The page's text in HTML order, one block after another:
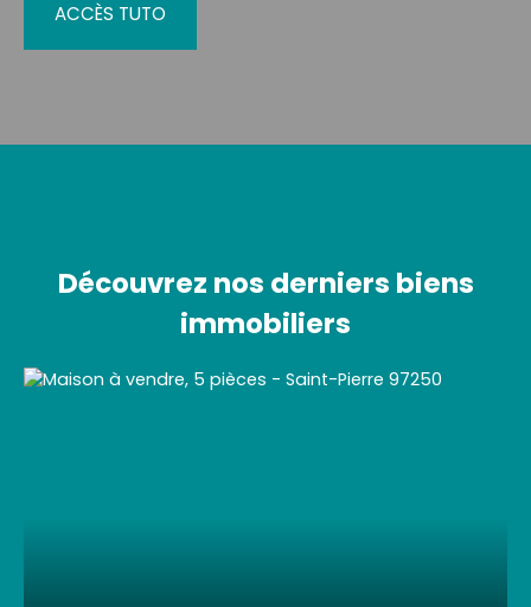
ACCÈS TUTO
Découvrez nos derniers biens
immobiliers